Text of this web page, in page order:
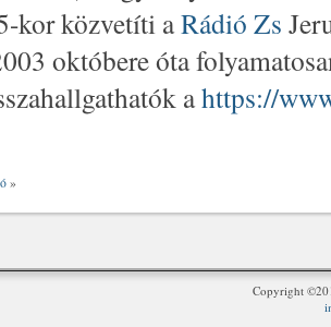
kor közvetíti aRádió Zs
októbere óta
ahttps://
»
Copyright